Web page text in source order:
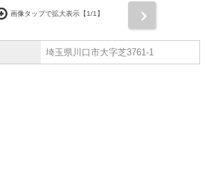
画像タップで拡大表示【1/1】
埼玉県川口市大字芝3761-1